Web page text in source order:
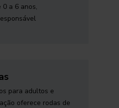
0 a 6 anos,
para adultos e
oferece rodas de